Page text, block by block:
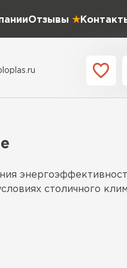
Отзывы
столичного
устойчивые к влаге.